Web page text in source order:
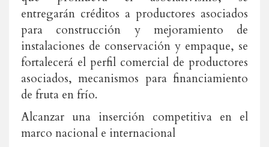
entregarán créditos a productores asociados
para construcción y mejoramiento de
instalaciones de conservación y empaque, se
fortalecerá el perfil comercial de productores
asociados, mecanismos para financiamiento
de fruta en frío.
Alcanzar una inserción competitiva en el
marco nacional e internacional